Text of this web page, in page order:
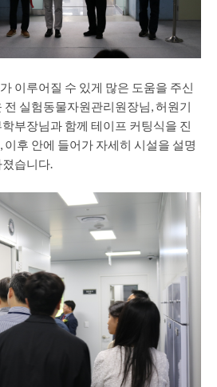
이루어질 수 있게 많은 도움을 주신
실험동물자원관리원장님, 허원기
부장님과 함께 테이프 커팅식을 진
후 안에 들어가 자세히 시설을 설명
습니다.